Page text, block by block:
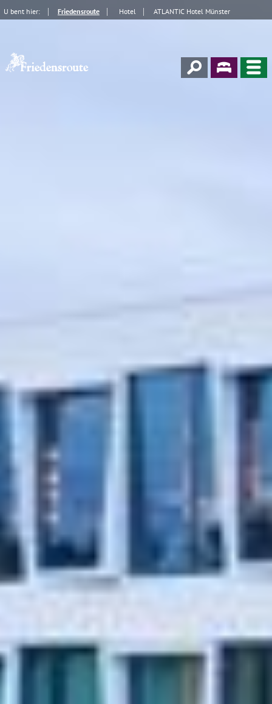
U bent hier: Friedensroute Hotel ATLANTIC Hotel Münster